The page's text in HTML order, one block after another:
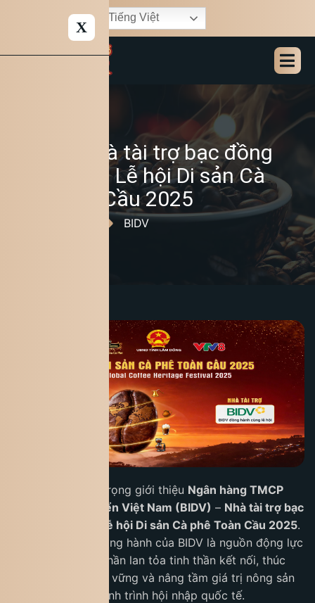
Tiếng Việt
X
BIDV – Nhà tài trợ bạc đồng
hành cùng Lễ hội Di sản Cà
phê Toàn Cầu 2025
BIDV
King Coffee trân trọng giới thiệu Ngân hàng TMCP
Đầu tư và Phát triển Việt Nam (BIDV) – Nhà tài trợ bạc
Lễ hội Di sản Cà phê Toàn Cầu 2025.
Sự hiện diện và đồng hành của BIDV là nguồn động lực
quan trọng, góp phần lan tỏa tinh thần kết nối, thúc
đẩy phát triển bền vững và nâng tầm giá trị nông sản
Việt Nam trong hành trình hội nhập quốc tế.